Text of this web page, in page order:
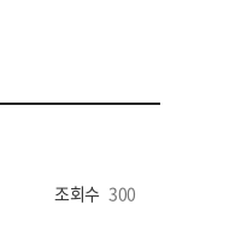
조회수 300